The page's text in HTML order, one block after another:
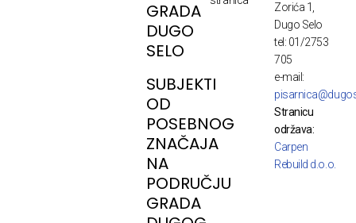
GRADA
DUGO
SELO
SUBJEKTI
OD
POSEBNOG
ZNAČAJA
NA
PODRUČJU
GRADA
Zorića 1,
Dugo Selo
tel: 01/2753
705
e-mail:
Stranicu
održava:
Carpen
Rebuild d.o.o.